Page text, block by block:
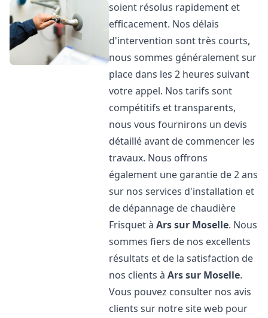
soient résolus rapidement et
efficacement. Nos délais
d'intervention sont très courts,
nous sommes généralement sur
place dans les 2 heures suivant
votre appel. Nos tarifs sont
compétitifs et transparents,
nous vous fournirons un devis
détaillé avant de commencer les
travaux. Nous offrons
également une garantie de 2 ans
sur nos services d'installation et
de dépannage de chaudière
Frisquet àArs sur Moselle. Nous
sommes fiers de nos excellents
résultats et de la satisfaction de
nos clients àArs sur Moselle.
Vous pouvez consulter nos avis
clients sur notre site web pour